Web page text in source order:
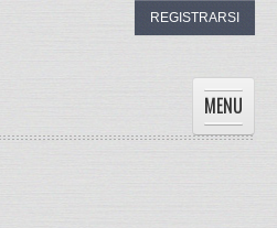
MENU
REGISTRARSI